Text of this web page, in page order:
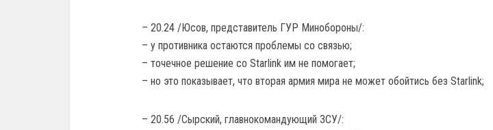
– 20.24 /Юсов, представитель ГУР Минобороны/:
– у противника остаются проблемы со связью;
– точечное решение со Starlink им не помогает;
– но это показывает, что вторая армия мира не может обойтись без Starlink;
– 20.56 /Сырский, главнокомандующий ЗСУ/: